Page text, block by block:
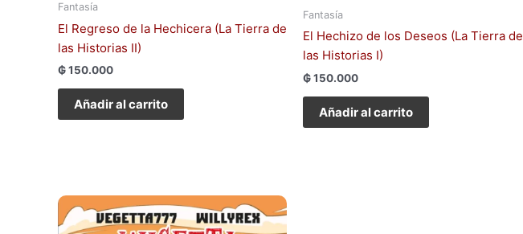
Fantasía
El Regreso de la Hechicera (La Tierra de
las Historias II)
₲150.000
Añadir al carrito
Fantasía
El Hechizo de los Deseos (La Tierra de
las Historias I)
₲150.000
Añadir al carrito